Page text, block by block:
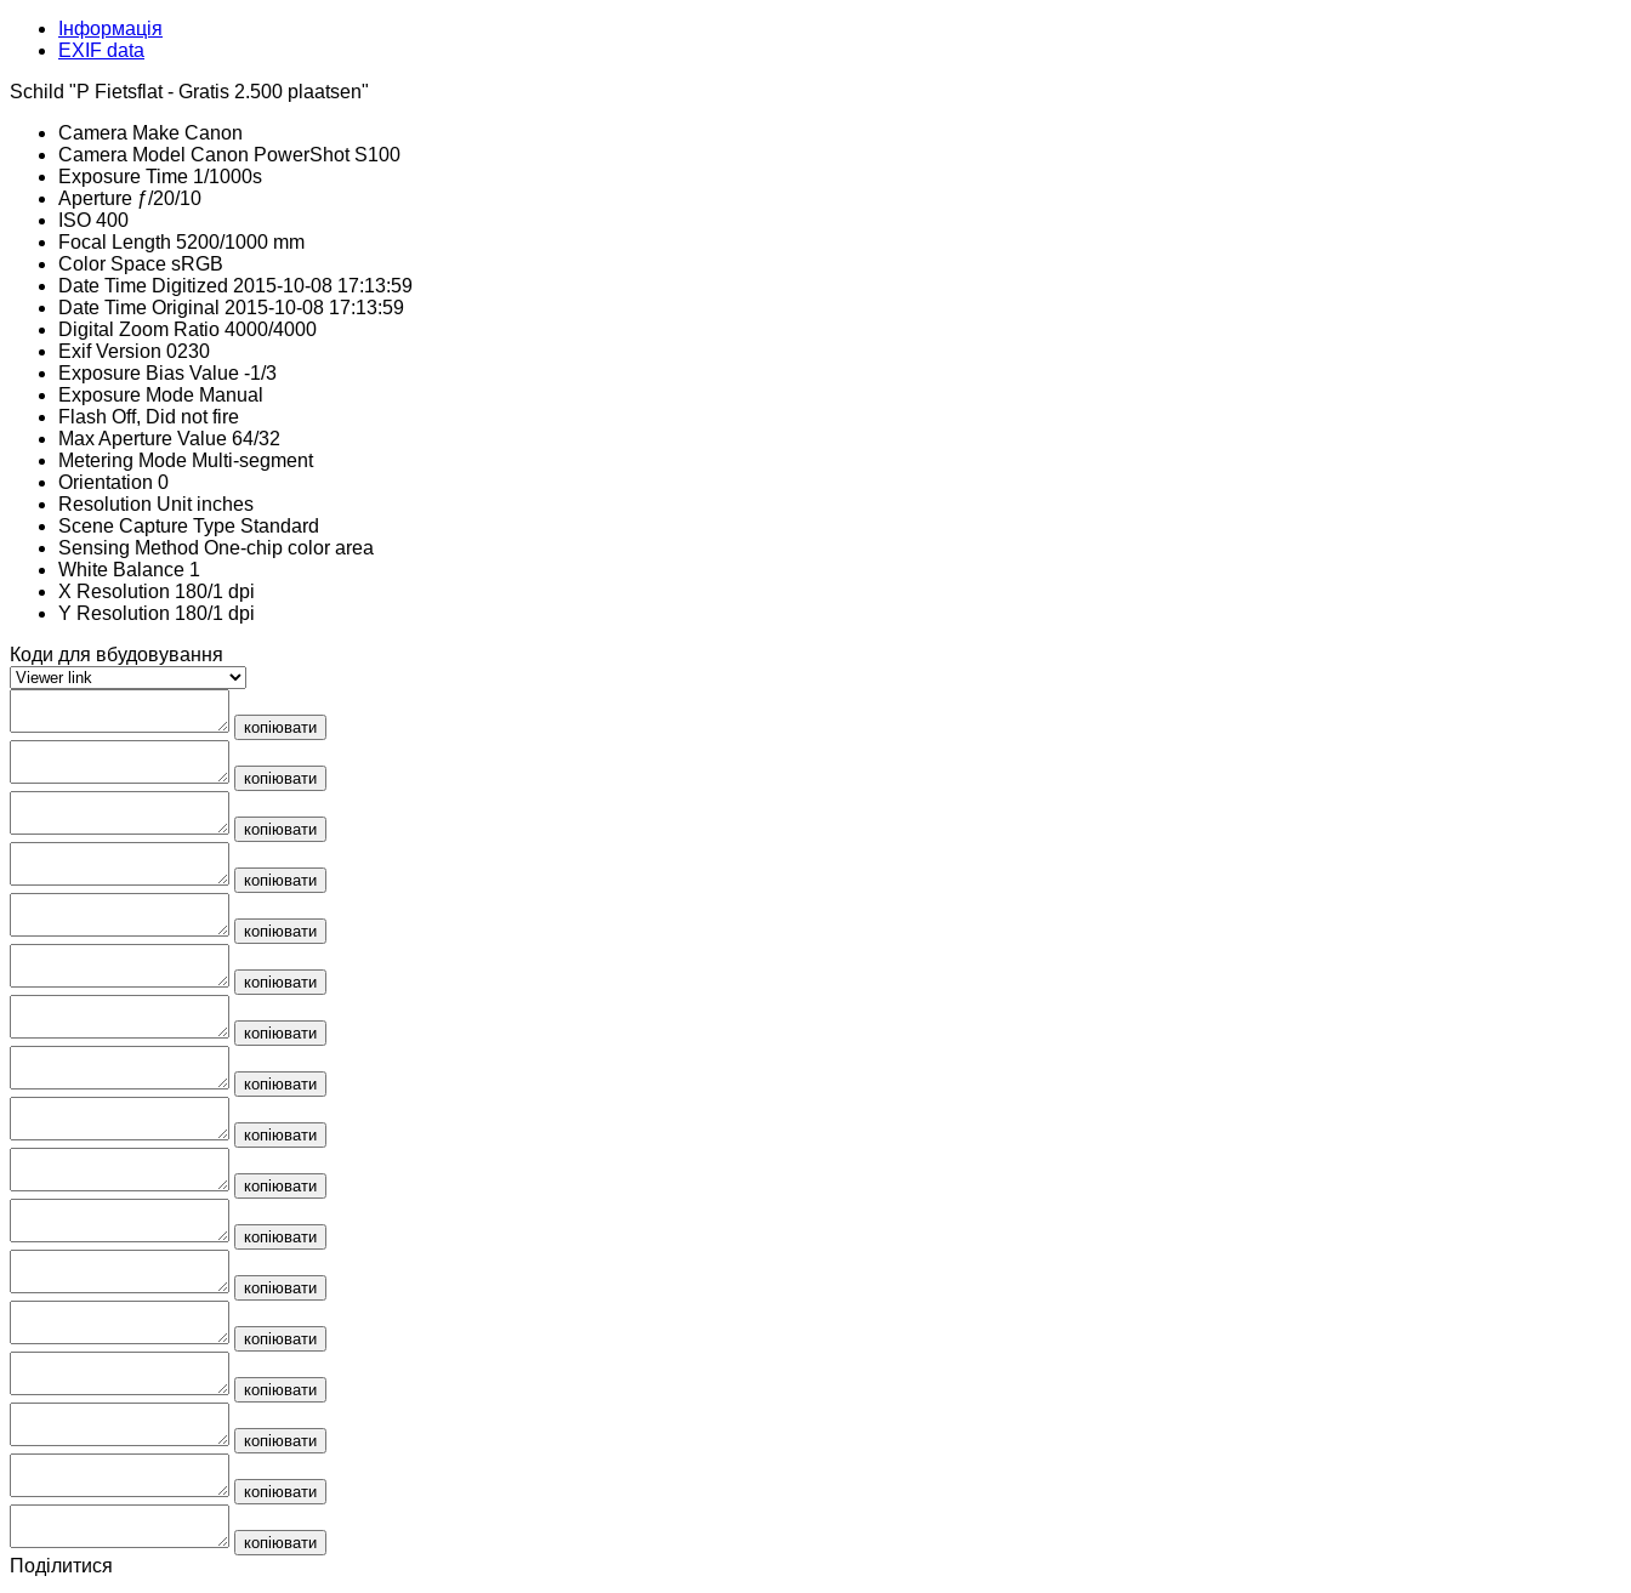
Інформація
EXIF data
Schild "P Fietsflat - Gratis 2.500 plaatsen"
Camera Make Canon
Camera Model Canon PowerShot S100
Exposure Time 1/1000s
Aperture ƒ/20/10
ISO 400
Focal Length 5200/1000 mm
Color Space sRGB
Date Time Digitized 2015-10-08 17:13:59
Date Time Original 2015-10-08 17:13:59
Digital Zoom Ratio 4000/4000
Exif Version 0230
Exposure Bias Value -1/3
Exposure Mode Manual
Flash Off, Did not fire
Max Aperture Value 64/32
Metering Mode Multi-segment
Orientation 0
Resolution Unit inches
Scene Capture Type Standard
Sensing Method One-chip color area
White Balance 1
X Resolution 180/1 dpi
Y Resolution 180/1 dpi
Коди для вбудовування
копіювати
копіювати
копіювати
копіювати
копіювати
копіювати
копіювати
копіювати
копіювати
копіювати
копіювати
копіювати
копіювати
копіювати
копіювати
копіювати
копіювати
Поділитися